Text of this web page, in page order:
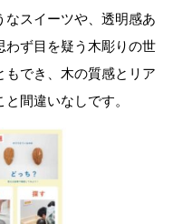
なスイーツや、透明感あ
わず目を疑う木彫りの世
でき、木の質感とリア
間違いなしです。